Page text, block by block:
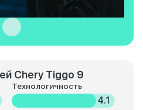
Chery Tiggo 9
Технологичность
4.1